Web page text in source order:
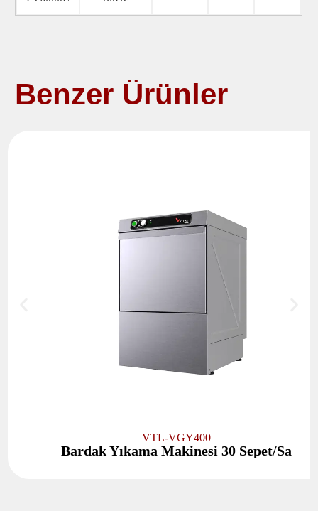
Benzer Ürünler
VTL-VGY400
Bardak Yıkama Makinesi 30 Sepet/Sa